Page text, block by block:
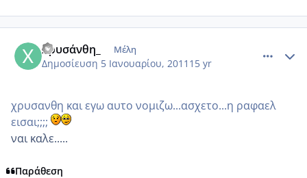
Χρυσάνθη_ Μέλη
Δημοσίευση 5 Ιανουαρίου, 2011 15 yr
χρυσανθη και εγω αυτο νομιζω...ασχετο...η ραφαελ
εισαι;;;;
ναι καλε.....
Παράθεση